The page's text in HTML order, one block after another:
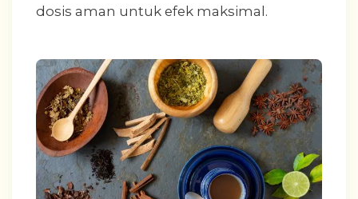
dosis aman untuk efek maksimal.